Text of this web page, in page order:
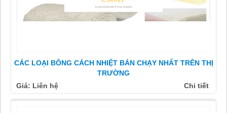
CÁC LOẠI BÔNG CÁCH NHIỆT BÁN CHẠY NHẤT TRÊN THỊ
TRƯỜNG
Giá: Liên hệ
Chi tiết